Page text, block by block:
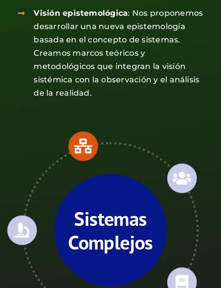
Visión epistemológica: Nos proponemos
desarrollar una nueva epistemología
basada en el concepto de sistemas.
Creamos marcos teóricos y
metodológicos que integran la visión
sistémica con la observación y el análisis
de la realidad.
Sistemas
Complejos